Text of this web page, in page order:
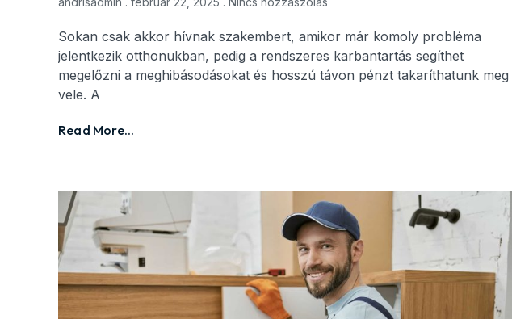
Sokan csak akkor hívnak szakembert, amikor már komoly probléma
jelentkezik otthonukban, pedig a rendszeres karbantartás segíthet
megelőzni a meghibásodásokat és hosszú távon pénzt takaríthatunk meg
vele. A
Read More...